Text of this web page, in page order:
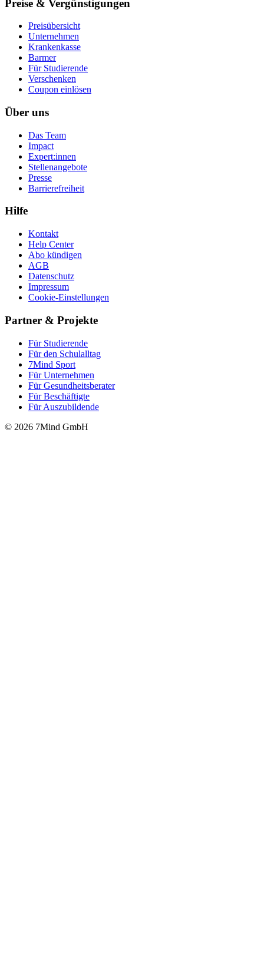
Preise & Vergünstigungen
Preisübersicht
Unternehmen
Krankenkasse
Barmer
Für Studierende
Ver­schen­ken
Coupon einlösen
Über uns
Das Team
Impact
Expert:innen
Stellenangebote
Presse
Barrierefreiheit
Hilfe
Kontakt
Help Center
Abo kündigen
AGB
Datenschutz
Impressum
Cookie-Einstellungen
Partner & Projekte
Für Stu­die­rende
Für den Schulalltag
7Mind Sport
Für Unter­neh­men
Für Gesund­heits­be­ra­ter
Für Beschäftigte
Für Auszubildende
© 2026 7Mind GmbH